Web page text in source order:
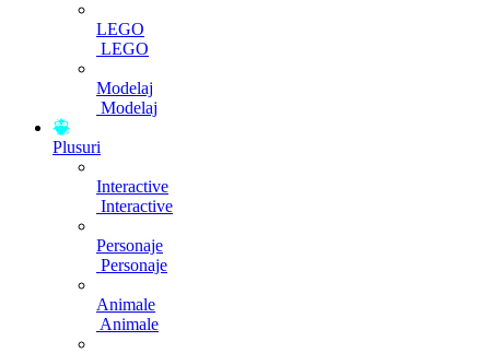
LEGO
LEGO
Modelaj
Modelaj
Plusuri
Interactive
Interactive
Personaje
Personaje
Animale
Animale